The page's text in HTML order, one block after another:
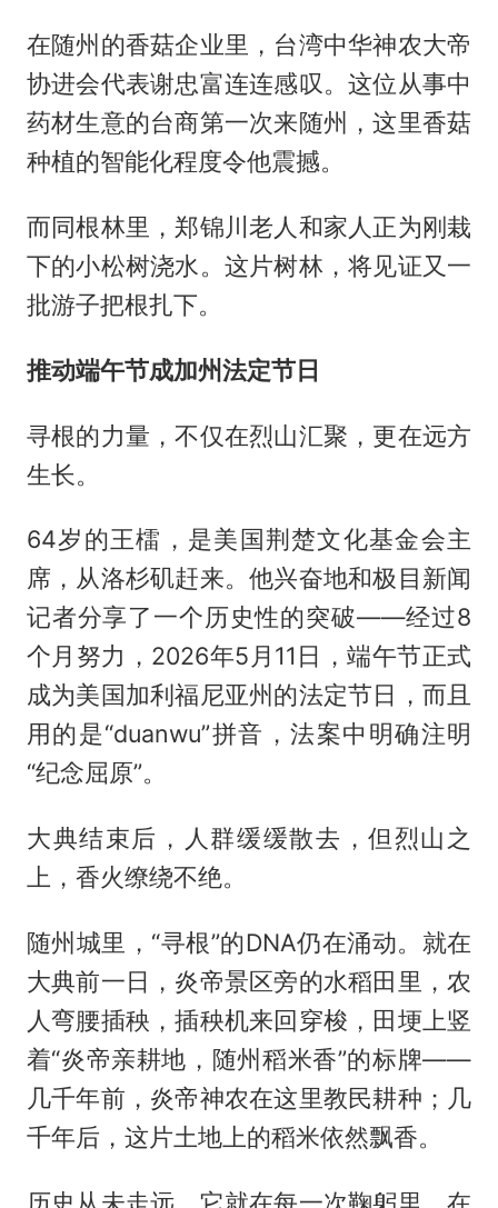
在随州的香菇企业里，台湾中华神农大帝
协进会代表谢忠富连连感叹。这位从事中
药材生意的台商第一次来随州，这里香菇
种植的智能化程度令他震撼。
而同根林里，郑锦川老人和家人正为刚栽
下的小松树浇水。这片树林，将见证又一
批游子把根扎下。
推动端午节成加州法定节日
寻根的力量，不仅在烈山汇聚，更在远方
生长。
64岁的王檑，是美国荆楚文化基金会主
席，从洛杉矶赶来。他兴奋地和极目新闻
记者分享了一个历史性的突破——经过8
个月努力，2026年5月11日，端午节正式
成为美国加利福尼亚州的法定节日，而且
用的是“duanwu”拼音，法案中明确注明
“纪念屈原”。
大典结束后，人群缓缓散去，但烈山之
上，香火缭绕不绝。
随州城里，“寻根”的DNA仍在涌动。就在
大典前一日，炎帝景区旁的水稻田里，农
人弯腰插秧，插秧机来回穿梭，田埂上竖
着“炎帝亲耕地，随州稻米香”的标牌——
几千年前，炎帝神农在这里教民耕种；几
千年后，这片土地上的稻米依然飘香。